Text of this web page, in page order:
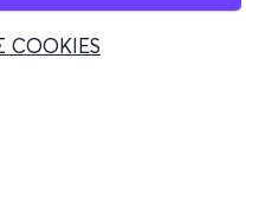
COOKIES